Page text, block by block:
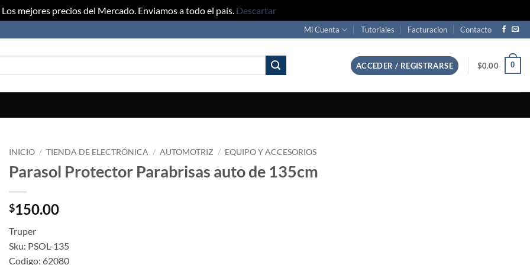
Los mejores precios del Mercado. Enviamos a todo el país. Descartar
Mi Cuenta Tutoriales Facturacion Contacto
ACCEDER / REGISTRARSE $0.00 0
INICIO / TIENDA DE ELECTRÓNICA / AUTOMOTRIZ / EQUIPO Y ACCESORIOS
Parasol Protector Parabrisas auto de 135cm
$150.00
Truper
Sku: PSOL-135
Codigo: 62080